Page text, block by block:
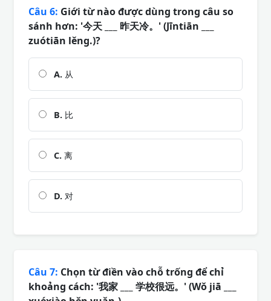
Câu 6: Giới từ nào được dùng trong câu so
sánh hơn: '今天 ___ 昨天冷。' (Jīntiān ___
zuótiān lěng.)?
A. 从
B. 比
C. 离
D. 对
Câu 7: Chọn từ điền vào chỗ trống để chỉ
khoảng cách: '我家 ___ 学校很远。' (Wǒ jiā ___